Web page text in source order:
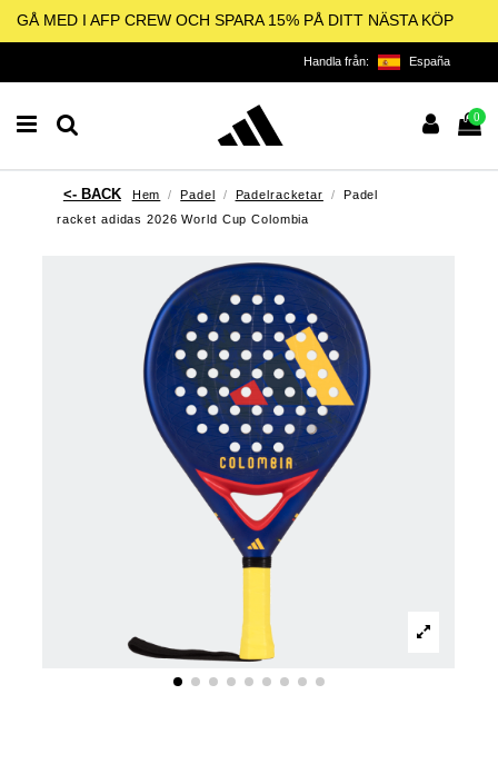
GÅ MED I AFP CREW OCH SPARA 15% PÅ DITT NÄSTA KÖP
Handla från: España
0
Hem Padel Padelracketar
Padel
racket adidas 2026 World Cup Colombia